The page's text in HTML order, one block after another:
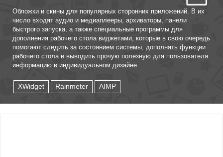
Обложки и скины для популярных сторонних приложений. В их
число входят аудио и медиаплееры, архиваторы, панели
быстрого запуска, а также специальные программы для
дополнения рабочего стола виджетами, которые в свою очередь
помогают следить за состоянием системы, дополнять функции
рабочего стола и выводить прочую полезную для пользователя
информацию в индивидуальном дизайне.
XWidget Rainmeter AIMP